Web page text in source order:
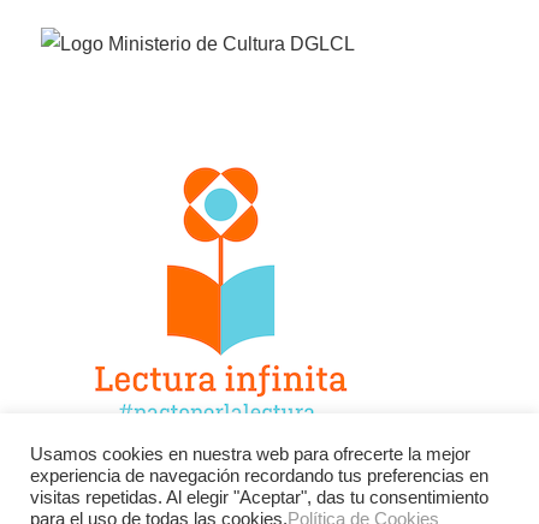
Facebook Twitter
Instagram
Usamos cookies en nuestra web para ofrecerte la mejor
experiencia de navegación recordando tus preferencias en
visitas repetidas. Al elegir "Aceptar", das tu consentimiento
para el uso de todas las cookies.Política de Cookies